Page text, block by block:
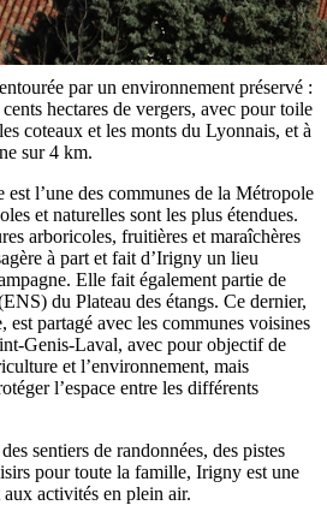
par un environnement préservé :
hectares de vergers, avec pour toile
coteaux et les monts du Lyonnais, et à
sur 4 km.
l’une des communes de la Métropole
et naturelles sont les plus étendues.
arboricoles, fruitières et maraîchères
à part et fait d’Irigny un lieu
Elle fait également partie de
du Plateau des étangs. Ce dernier,
est partagé avec les communes voisines
Genis-Laval, avec pour objectif de
et l’environnement, mais
l’espace entre les différents
sentiers de randonnées, des pistes
pour toute la famille, Irigny est une
activités en plein air.